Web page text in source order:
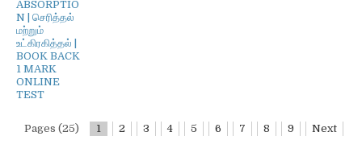
ABSORPTIO
N | செரித்தல்
மற்றும்
உட்கிரகித்தல் |
BOOK BACK
1 MARK
ONLINE
TEST
Pages (25) 1 2 3 4 5 6 7 8 9 Next